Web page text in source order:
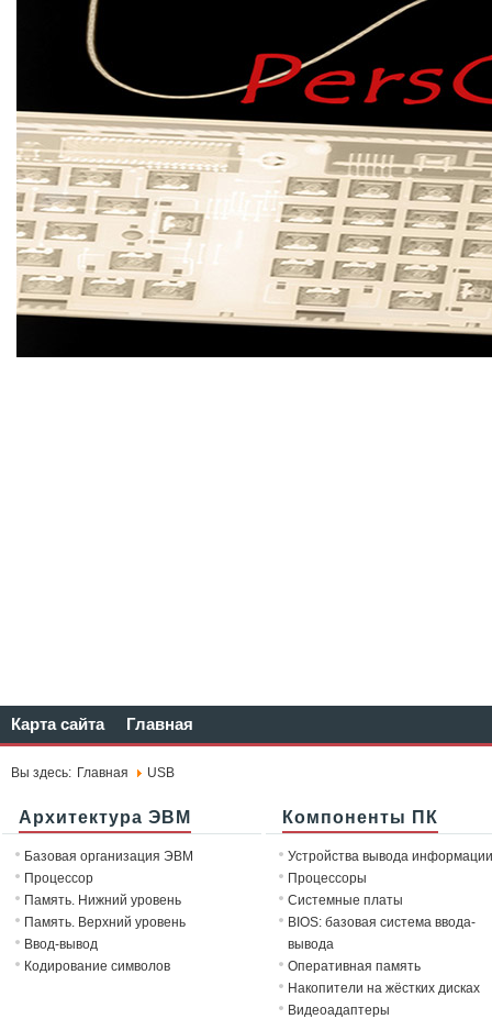
Карта сайта Главная
Вы здесь: Главная USB
Архитектура ЭВМ
Базовая организация ЭВМ
Процессор
Память. Нижний уровень
Память. Верхний уровень
Ввод-вывод
Кодирование символов
Компоненты ПК
Устройства вывода информации
Процессоры
Системные платы
BIOS: базовая система ввода-
вывода
Оперативная память
Накопители на жёстких дисках
Видеоадаптеры